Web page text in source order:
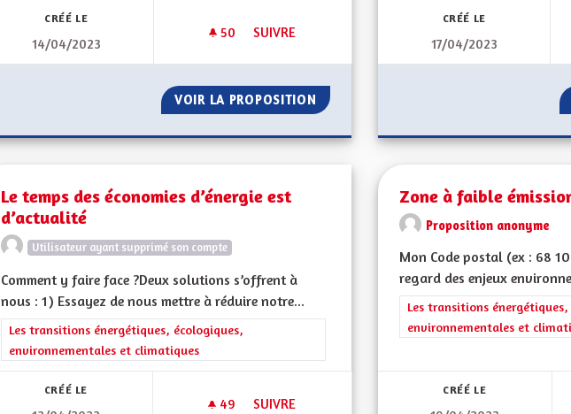
CRÉÉ LE
14/04/2023
50 50 ABONNÉS
SUIVRE
VOIR LA PROPOSITION CLIMAT, FAUNE, BIODIVERSITÉ
CRÉÉ LE
17/04/2023
Le temps des économies d’énergie est
d’actualité
Utilisateur ayant supprimé son compte
Comment y faire face ?Deux solutions s’offrent à
nous : 1) Essayez de nous mettre à réduire notre...
Filtrer les résultats de la catégorie : Les transitions énergétiques, écologiques, environnementales et
Les transitions énergétiques, écologiques,
environnementales et climatiques
CRÉÉ LE
49 49 ABONNÉS
SUIVRE
Zone à faible
Proposition anonyme
Mon Code postal (ex : 68
regard des enjeux
Filtrer les résultats de la
Les transitions
environnementales et
CRÉÉ LE